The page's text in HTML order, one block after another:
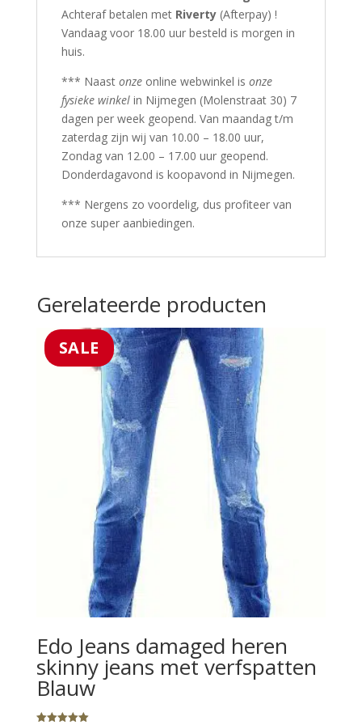
Achteraf betalen met Riverty (Afterpay) !
Vandaag voor 18.00 uur besteld is morgen in
huis.
*** Naast onzeonline webwinkel is onze
fysieke winkelin Nijmegen (Molenstraat 30) 7
dagen per week geopend. Van maandag t/m
zaterdag zijn wij van 10.00 – 18.00 uur,
Zondag van 12.00 – 17.00 uur geopend.
Donderdagavond is koopavond in Nijmegen.
*** Nergens zo voordelig, dus profiteer van
onze super aanbiedingen.
Gerelateerde producten
SALE
Edo Jeans damaged heren
skinny jeans met verfspatten
Blauw